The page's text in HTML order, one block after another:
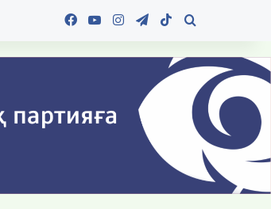
Facebook
YouTubeInstagramTelegram
TikTok